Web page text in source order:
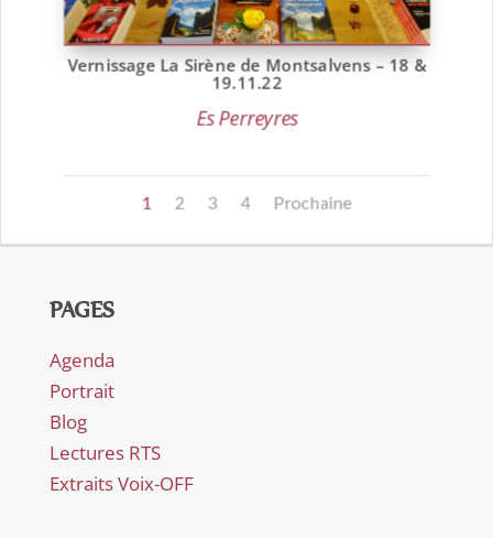
Vernissage La Sirène de Montsalvens – 18 &
19.11.22
Es Perreyres
1 2 3 4 Prochaine
PAGES
Agenda
Portrait
Blog
Lectures RTS
Extraits Voix-OFF